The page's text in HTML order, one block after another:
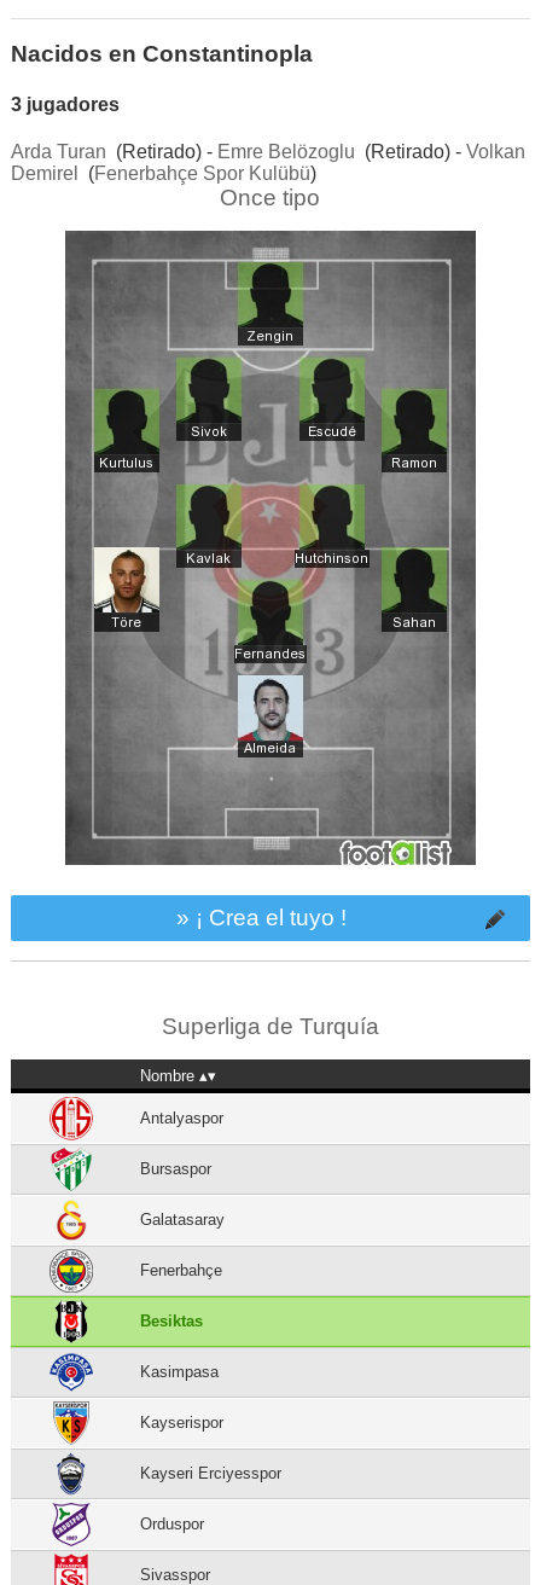
Nacidos en Constantinopla
3 jugadores
Arda Turan (Retirado) - Emre Belözoglu (Retirado) - Volkan
Demirel
(Fenerbahçe Spor Kulübü)
Once tipo
» ¡ Crea el tuyo !
Superliga de Turquía
Nombre
Antalyaspor
Bursaspor
Galatasaray
Fenerbahçe
Besiktas
Kasimpasa
Kayserispor
Kayseri Erciyesspor
Orduspor
Sivasspor